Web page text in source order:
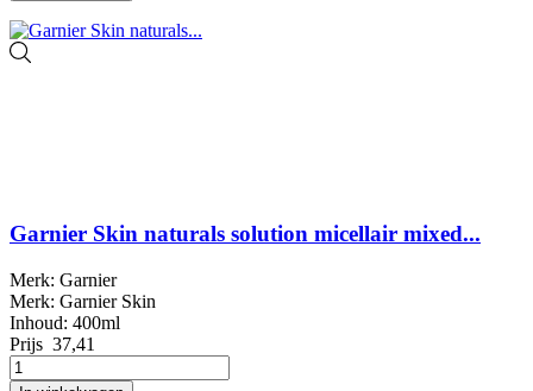
Garnier Skin naturals solution micellair mixed...
Merk: Garnier
Merk: Garnier Skin
Inhoud: 400ml
Prijs 37,41